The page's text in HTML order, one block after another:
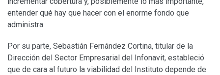
entender qué hay que hacer con el enorme fondo que
administra.
Por su parte, Sebastián Fernández Cortina, titular de la
Dirección del Sector Empresarial del Infonavit, estableció
que de cara al futuro la viabilidad del Instituto depende de